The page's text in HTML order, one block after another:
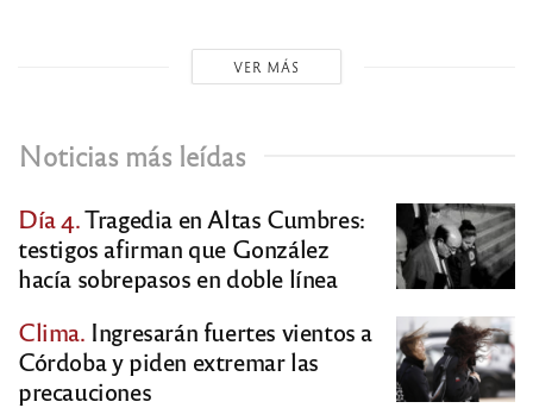
VER MÁS
Noticias más leídas
Día 4.Tragedia en Altas Cumbres:
testigos afirman que González
hacía sobrepasos en doble línea
Clima. Ingresarán fuertes vientos a
Córdoba y piden extremar las
precauciones